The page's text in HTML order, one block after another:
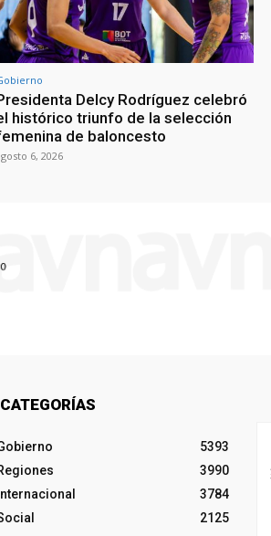
Delcy Rodríguez celebró
histórico triunfo de la selección
de baloncesto
6, 2026
CATEGORÍAS
5393
3990
Internacional
3784
2125